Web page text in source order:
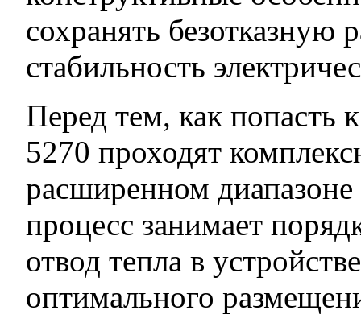
сохранять безотказную
стабильность
Перед тем, как попасть
5270 проходят
расширенном
процесс занимает
отвод тепла в
оптимального